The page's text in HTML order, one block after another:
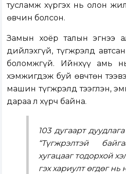
тусламж хүргэх нь олон
өвчин болсон.
Замын хоёр талын эгнээ
дийлэхгүй, түгжрэлд
боломжгүй. Ийнхүү амь
хэмжигдэж буй өвчтөн
машин түгжрэлд тээглэн,
дараа л хүрч байна.
103 дугаарт
“Түгжрэлтэй
хугацааг тодорхой
гэх хариулт өгдөг